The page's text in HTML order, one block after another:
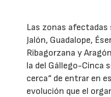
Las zonas afectadas
Jalón, Guadalope,
Ribagorzana y
la del Gállego-Cinca
cerca“ de entrar en
evolución que el